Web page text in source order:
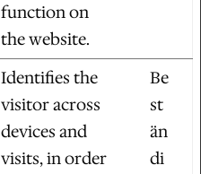
function on
the website.
Identifies the
visitor across
devices and
visits, in order
Be
st
än
di